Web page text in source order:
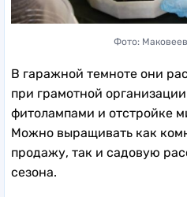
Фото:
В гаражной темноте они
при грамотной
фитолампами и отстройке
Можно выращивать как
продажу, так и садовую
сезона.